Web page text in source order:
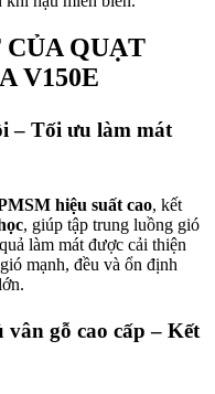
QUẠT
V150E
– Tối ưu làm mát
hiệu suất cao, kết
, giúp tập trung luồng gió
làm mát được cải thiện
mạnh, đều và ổn định
gỗ cao cấp – Kết